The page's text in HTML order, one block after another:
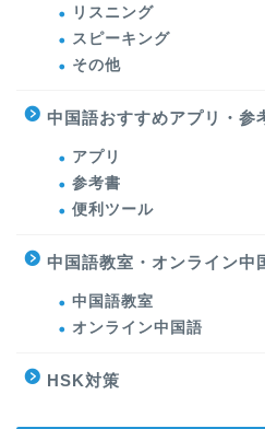
リスニング
スピーキング
その他
中国語おすすめアプリ・参
アプリ
参考書
便利ツール
中国語教室・オンライン中
中国語教室
オンライン中国語
HSK対策